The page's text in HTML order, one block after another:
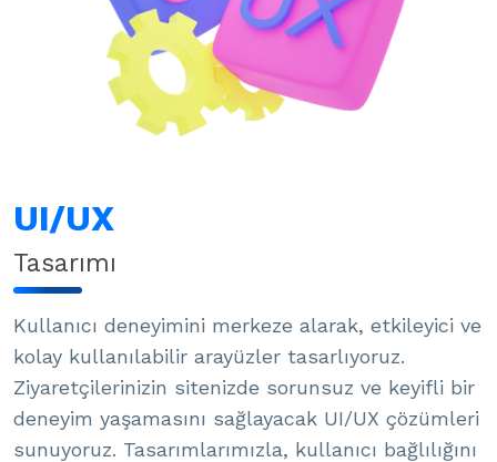
UI/UX
Tasarımı
Kullanıcı deneyimini merkeze alarak, etkileyici ve
kolay kullanılabilir arayüzler tasarlıyoruz.
Ziyaretçilerinizin sitenizde sorunsuz ve keyifli bir
deneyim yaşamasını sağlayacak UI/UX çözümleri
sunuyoruz. Tasarımlarımızla, kullanıcı bağlılığını